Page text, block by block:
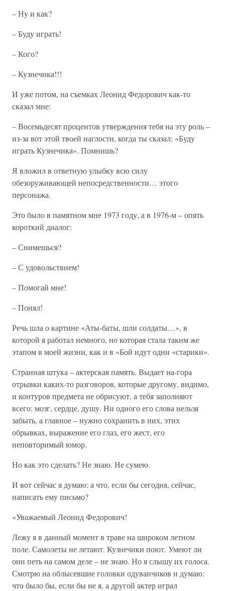
– Ну и как?
– Буду играть!
– Кого?
– Кузнечика!!!
И уже потом, на съемках Леонид Федорович как-то
сказал мне:
– Восемьдесят процентов утверждения тебя на эту роль –
из-за вот этой твоей наглости, когда ты сказал: «Буду
играть Кузнечика». Помнишь?
Я вложил в ответную улыбку всю силу
обезоруживающей непосредственности… этого
персонажа.
Это было в памятном мне 1973 году, а в 1976-м – опять
короткий диалог:
– Снимешься?
– С удовольствием!
– Помогай мне!
– Понял!
Речь шла о картине «Аты-баты, шли солдаты…», в
которой я работал немного, но которая стала таким же
этапом в моей жизни, как и в «Бой идут одни «старики».
Странная штука – актерская память. Выдает на-гора
отрывки каких-то разговоров, которые другому, видимо,
и контуров предмета не обрисуют, а тебя заполняют
всего: мозг, сердце, душу. Ни одного его слова нельзя
забыть, а главное – нужно сохранить в них, этих
обрывках, выражение его глаз, его жест, его
неповторимый юмор.
Но как это сделать? Не знаю. Не сумею.
И вот сейчас я думаю: а что, если бы сегодня, сейчас,
написать ему письмо?
«Уважаемый Леонид Федорович!
Лежу я в данный момент в траве на широком летном
поле. Самолеты не летают. Кузнечики поют. Умеют ли
они петь на самом деле – не знаю. Но я слышу их голоса.
Смотрю на облысевшие головки одуванчиков и думаю:
что было бы, если бы не я, а другой актер играл